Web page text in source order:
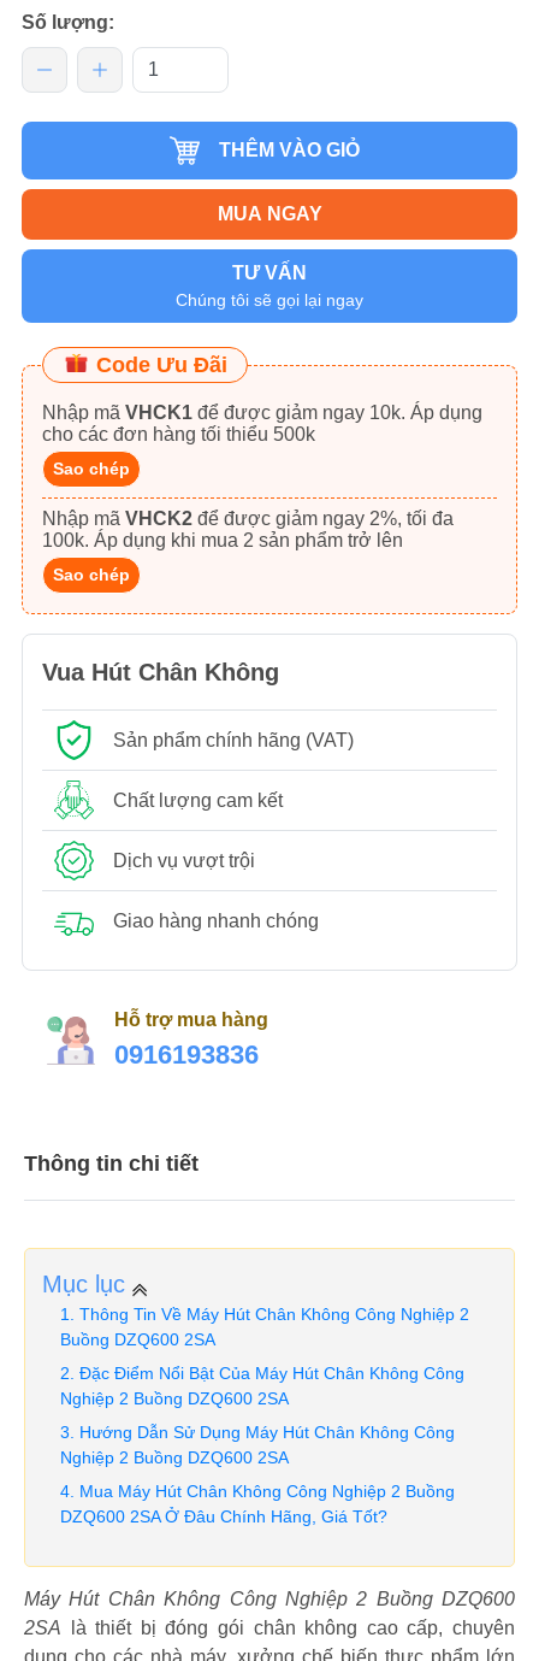
Số lượng:
THÊM VÀO GIỎ
MUA NGAY
TƯ VẤN
Chúng tôi sẽ gọi lại ngay
Code Ưu Đãi
Nhập mã VHCK1
cho các đơn hàng tối thiểu 500k
Sao chép
Nhập mã VHCK2
100k. Áp dụng khi mua 2 sản phẩm trở lên
Sao chép
Vua Hút Chân Không
Sản phẩm chính hãng (VAT)
Chất lượng cam kết
Dịch vụ vượt trội
Giao hàng nhanh chóng
Hỗ trợ mua hàng
0916193836
Thông tin chi tiết
Mục lục
Thông Tin Về Máy Hút Chân Không Công Nghiệp 2
Buồng DZQ600 2SA
Đặc Điểm Nổi Bật Của Máy Hút Chân Không Công
Nghiệp 2 Buồng DZQ600 2SA
Hướng Dẫn Sử Dụng Máy Hút Chân Không Công
Nghiệp 2 Buồng DZQ600 2SA
Mua Máy Hút Chân Không Công Nghiệp 2 Buồng
DZQ600 2SA Ở Đâu Chính Hãng, Giá Tốt?
Máy Hút Chân Không Công Nghiệp 2 Buồng DZQ600
2SA là thiết bị đóng gói chân không cao cấp, chuyên